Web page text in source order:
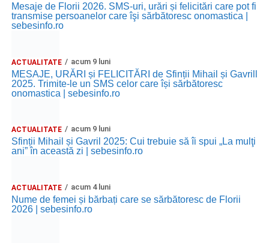
Mesaje de Florii 2026. SMS-uri, urări și felicitări care pot fi
transmise persoanelor care îşi sărbătoresc onomastica |
sebesinfo.ro
ACTUALITATE acum 9 luni
MESAJE, URĂRI și FELICITĂRI de Sfinții Mihail și Gavrill
2025. Trimite-le un SMS celor care își sărbătoresc
onomastica | sebesinfo.ro
ACTUALITATE acum 9 luni
Sfinții Mihail și Gavril 2025: Cui trebuie să îi spui „La mulţi
ani” în această zi | sebesinfo.ro
ACTUALITATE acum 4 luni
Nume de femei și bărbați care se sărbătoresc de Florii
2026 | sebesinfo.ro